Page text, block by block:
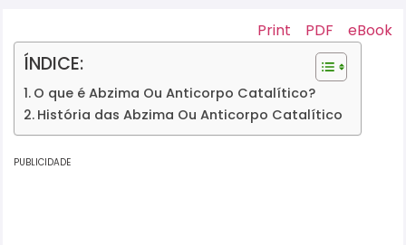
Print PDF eBook
ÍNDICE:
O que é Abzima Ou Anticorpo Catalítico?
História das Abzima Ou Anticorpo Catalítico
PUBLICIDADE